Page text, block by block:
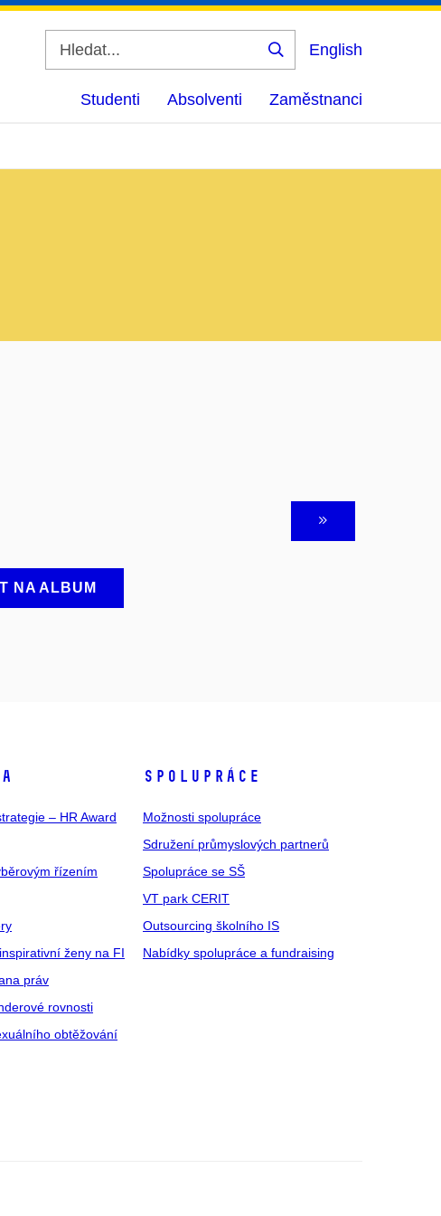
Vyhledat
English
Studenti Absolventi Zaměstnanci
NA ALBUM
– HR Award
řízením
ženy na FI
práv
rovnosti
obtěžování
SPOLUPRÁCE
Možnosti spolupráce
Sdružení průmyslových partnerů
Spolupráce se SŠ
VT park CERIT
Outsourcing školního IS
Nabídky spolupráce a fundraising